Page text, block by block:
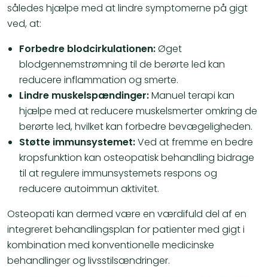
således hjælpe med at lindre symptomerne på gigt
ved, at:
Forbedre blodcirkulationen:Øget
blodgennemstrømning til de berørte led kan
reducere inflammation og smerte.
Lindre muskelspændinger:Manuel terapi kan
hjælpe med at reducere muskelsmerteromkring de
berørte led, hvilket kan forbedre bevægeligheden.
Støtte immunsystemet:Ved at fremme en bedre
kropsfunktion kan osteopatisk behandling bidrage
til at regulere immunsystemets respons og
reducere autoimmun aktivitet​.
Osteopati kan dermed være en værdifuld del af en
integreret behandlingsplan for patienter med gigt i
kombination med konventionelle medicinske
behandlinger og livsstilsændringer.